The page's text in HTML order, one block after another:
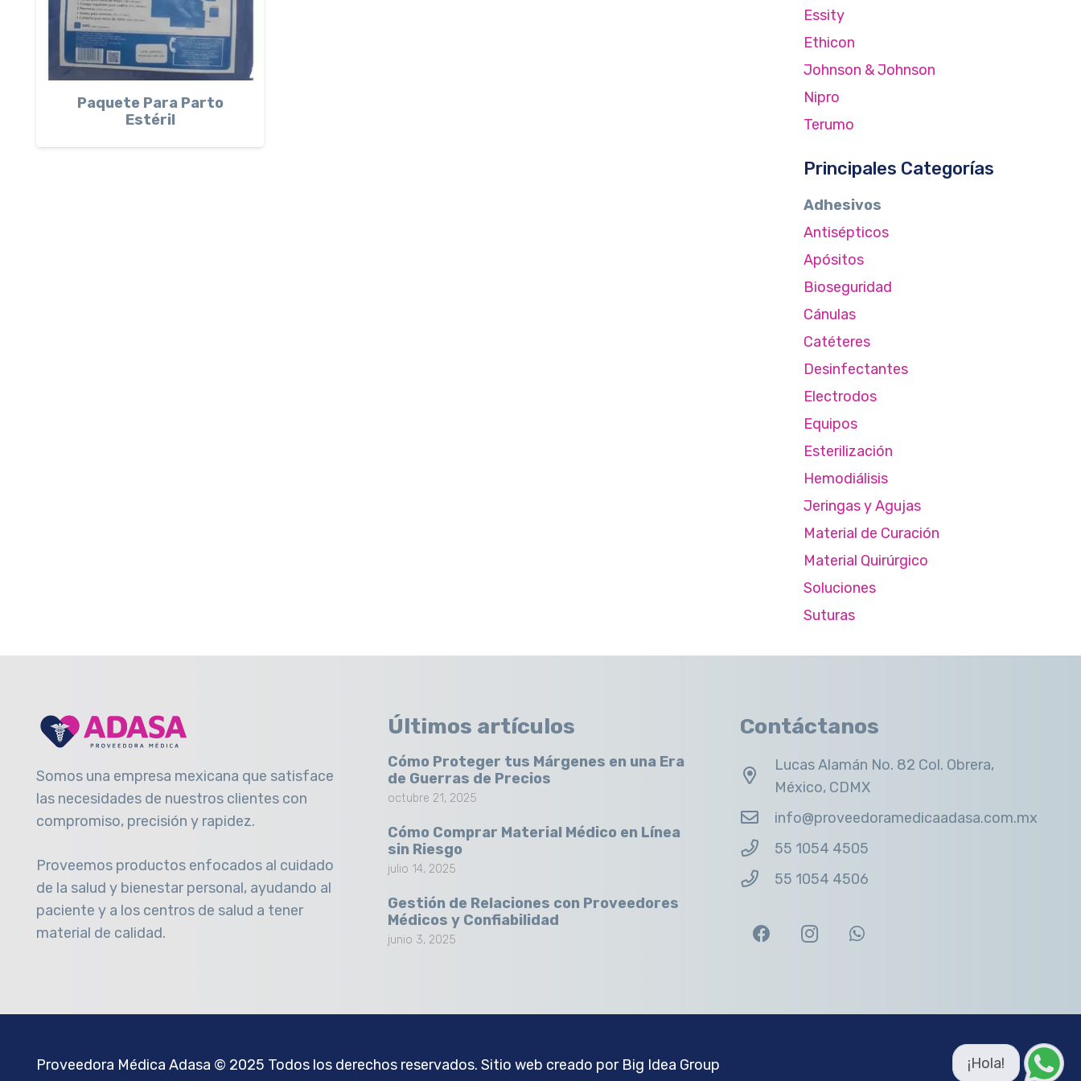
Paquete Para Parto
Estéril
Essity
Ethicon
Johnson & Johnson
Nipro
Terumo
Principales Categorías
Adhesivos
Antisépticos
Apósitos
Bioseguridad
Cánulas
Catéteres
Desinfectantes
Electrodos
Equipos
Esterilización
Hemodiálisis
Jeringas y Agujas
Material de Curación
Material Quirúrgico
Soluciones
Suturas
Somos una empresa mexicana que satisface
las necesidades de nuestros clientes con
compromiso, precisión y rapidez.
Proveemos productos enfocados al cuidado
de la salud y bienestar personal, ayudando al
paciente y a los centros de salud a tener
material de calidad.
Últimos artículos
Cómo Proteger tus Márgenes en una Era
de Guerras de Precios
octubre 21, 2025
Cómo Comprar Material Médico en Línea
sin Riesgo
julio 14, 2025
Gestión de Relaciones con Proveedores
Médicos y Confiabilidad
junio 3, 2025
Contáctanos
Lucas Alamán No. 82 Col. Obrera,
México, CDMX
info@proveedoramedicaadasa.com.mx
55 1054 4505
55 1054 4506
Proveedora Médica Adasa © 2025 Todos los derechos reservados. Sitio web creado por Big Idea Group ¡Hola!